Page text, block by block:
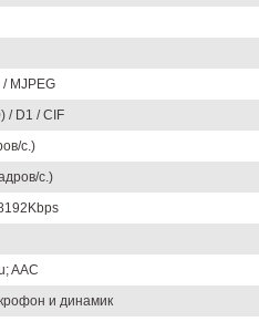
/ MJPEG
/ D1 / CIF
с.)
с.)
AAC
и динамик